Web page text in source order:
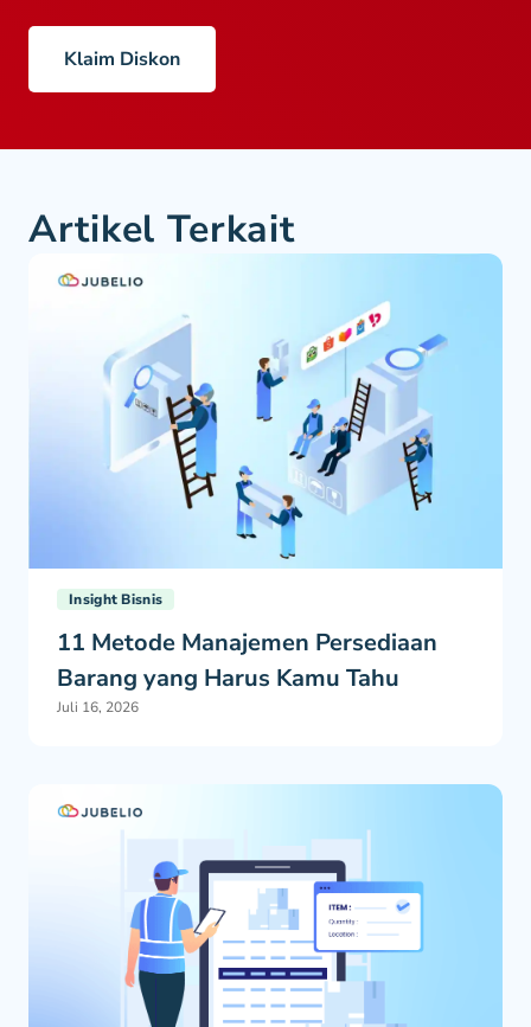
Klaim Diskon
Artikel Terkait
Insight Bisnis
11 Metode Manajemen Persediaan
Barang yang Harus Kamu Tahu
Juli 16, 2026